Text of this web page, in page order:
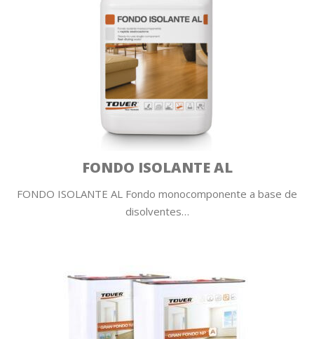
FONDO ISOLANTE AL
FONDO ISOLANTE AL Fondo monocomponente a base de
disolventes…